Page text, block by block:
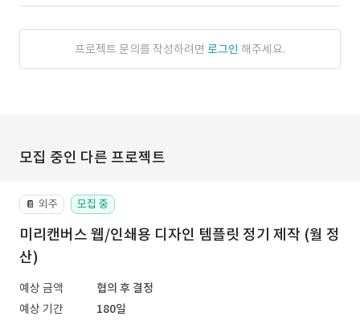
프로젝트 문의를 작성하려면 로그인 해주세요.
모집 중인 다른 프로젝트
📔 외주 모집 중
미리캔버스 웹/인쇄용 디자인 템플릿 정기 제작 (월 정
산)
예상 금액
협의 후 결정
예상 기간
180일